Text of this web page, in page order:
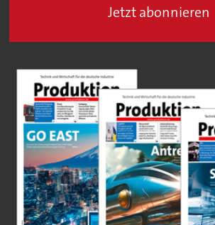
Jetzt abonnieren